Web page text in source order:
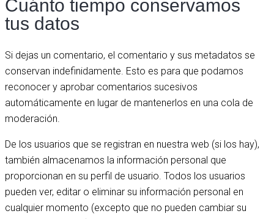
Cuánto tiempo conservamos
tus datos
Si dejas un comentario, el comentario y sus metadatos se
conservan indefinidamente. Esto es para que podamos
reconocer y aprobar comentarios sucesivos
automáticamente en lugar de mantenerlos en una cola de
moderación.
De los usuarios que se registran en nuestra web (si los hay),
también almacenamos la información personal que
proporcionan en su perfil de usuario. Todos los usuarios
pueden ver, editar o eliminar su información personal en
cualquier momento (excepto que no pueden cambiar su